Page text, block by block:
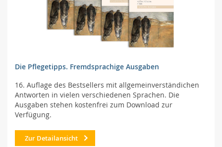
Die Pflegetipps. Fremdsprachige Ausgaben
16. Auflage des Bestsellers mit allgemeinverständichen
Antworten in vielen verschiedenen Sprachen. Die
Ausgaben stehen kostenfrei zum Download zur
Verfügung.
Zur Detailansicht